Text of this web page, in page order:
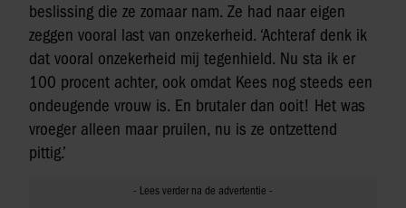
beslissing die ze zomaar nam. Ze had naar eigen
zeggen vooral last van onzekerheid. ‘Achteraf denk ik
dat vooral onzekerheid mij tegenhield. Nu sta ik er
100 procent achter, ook omdat Kees nog steeds een
ondeugende vrouw is. En brutaler dan ooit! Het was
vroeger alleen maar pruilen, nu is ze ontzettend
pittig.’